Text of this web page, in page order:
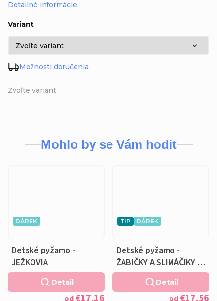
Zvoľte variant
Variant
Možnosti doručenia
Detailné informácie
Mohlo by se Vám hodit
DÁREK
Detské pyžamo -
JEŽKOVIA
od€17,16
Detail
TIP DÁREK
Detské pyžamo -
ŽABIČKY A SLIMÁČIKY -
Vankúšik zadarmo
od€17,56
Detail